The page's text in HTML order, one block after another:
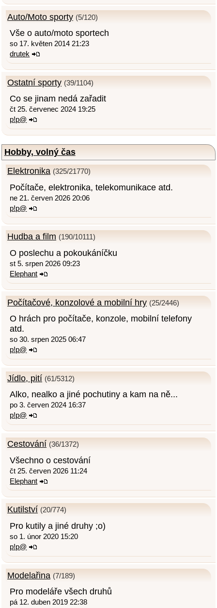
Auto/Moto sporty (5/120)
Vše o auto/moto sportech
so 17. květen 2014 21:23
drutek
Ostatní sporty (39/1104)
Co se jinam nedá zařadit
čt 25. červenec 2024 19:25
p!p@
Hobby, volný čas
Elektronika (325/21770)
Počítače, elektronika, telekomunikace atd.
ne 21. červen 2026 20:06
p!p@
Hudba a film (190/10111)
O poslechu a pokoukáníčku
st 5. srpen 2026 09:23
Elephant
Počítačové, konzolové a mobilní hry (25/2446)
O hrách pro počítače, konzole, mobilní telefony
atd.
so 30. srpen 2025 06:47
p!p@
Jídlo, pití (61/5312)
Alko, nealko a jiné pochutiny a kam na ně...
po 3. červen 2024 16:37
p!p@
Cestování (36/1372)
Všechno o cestování
čt 25. červen 2026 11:24
Elephant
Kutilství (20/774)
Pro kutily a jiné druhy ;o)
so 1. únor 2020 15:20
p!p@
Modelařina (7/189)
Pro modeláře všech druhů
pá 12. duben 2019 22:38